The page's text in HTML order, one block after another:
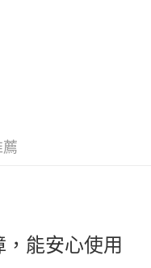
薦
能安心使用